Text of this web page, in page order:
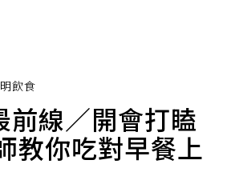
飲食
前線／開會打瞌
教你吃對早餐上